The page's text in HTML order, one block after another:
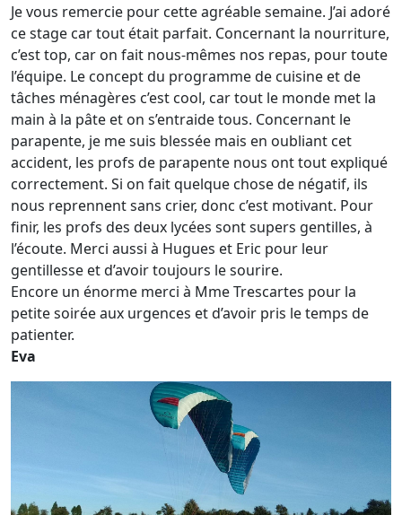
Je vous remercie pour cette agréable semaine. J’ai adoré
ce stage car tout était parfait. Concernant la nourriture,
c’est top, car on fait nous-mêmes nos repas, pour toute
l’équipe. Le concept du programme de cuisine et de
tâches ménagères c’est cool, car tout le monde met la
main à la pâte et on s’entraide tous. Concernant le
parapente, je me suis blessée mais en oubliant cet
accident, les profs de parapente nous ont tout expliqué
correctement. Si on fait quelque chose de négatif, ils
nous reprennent sans crier, donc c’est motivant. Pour
finir, les profs des deux lycées sont supers gentilles, à
l’écoute. Merci aussi à Hugues et Eric pour leur
gentillesse et d’avoir toujours le sourire.
Encore un énorme merci à Mme Trescartes pour la
petite soirée aux urgences et d’avoir pris le temps de
patienter.
Eva